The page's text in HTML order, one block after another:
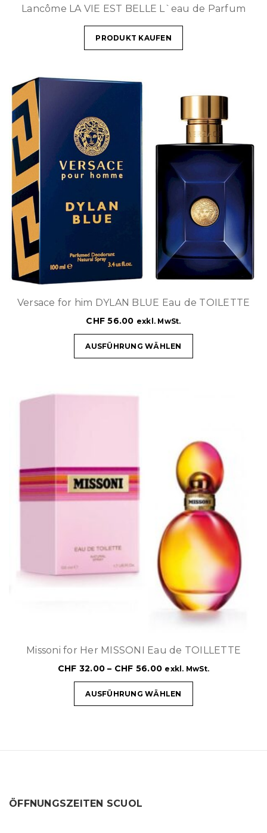
Lancôme LA VIE EST BELLE L`eau de Parfum
PRODUKT KAUFEN
Versace for him DYLAN BLUE Eau de TOILETTE
CHF 56.00 exkl. MwSt.
AUSFÜHRUNG WÄHLEN
Missoni for Her MISSONI Eau de TOILLETTE
CHF 32.00 – CHF 56.00 exkl. MwSt.
AUSFÜHRUNG WÄHLEN
ÖFFNUNGSZEITEN SCUOL